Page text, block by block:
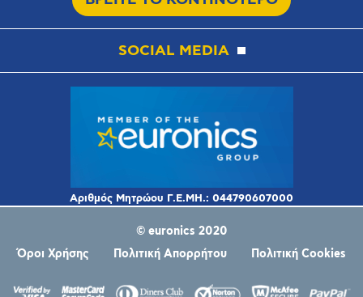
SOCIAL MEDIA
© euronics 2020
Όροι Χρήσης
Πολιτική Απορρήτου Πολιτική Cookies